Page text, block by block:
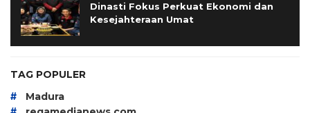
Dinasti Fokus Perkuat Ekonomi dan
Kesejahteraan Umat
TAG POPULER
# Madura